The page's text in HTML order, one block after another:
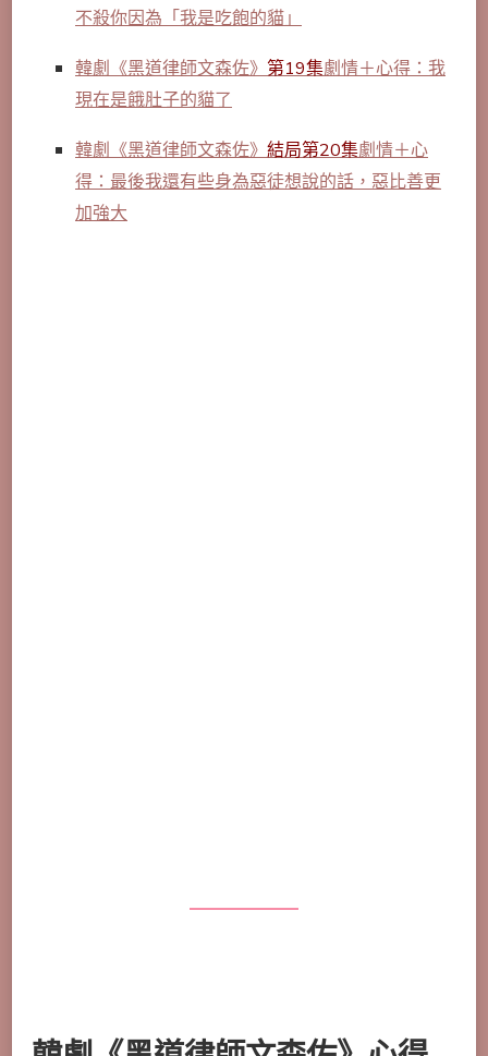
不殺你因為「我是吃飽的貓」
韓劇《黑道律師文森佐》 第19集劇情＋心得：我
現在是餓肚子的貓了
韓劇《黑道律師文森佐》 結局第20集劇情＋心
得：最後我還有些身為惡徒想說的話，惡比善更
加強大